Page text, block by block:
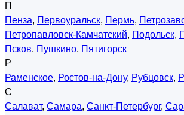
П
Пенза, Первоуральск, Пермь,
Петропавловск-Камчатский, Подольск,
Псков, Пушкино, Пятигорск
Р
Раменское, Ростов-на-Дону, Рубцовск,
С
Салават, Самара, Санкт-Петербург,